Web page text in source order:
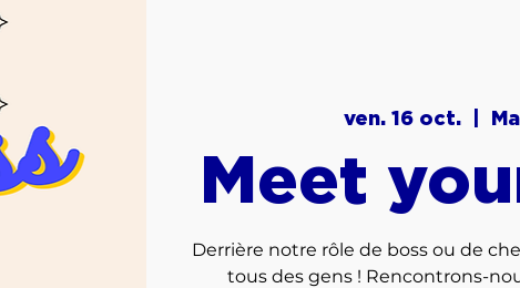
ven. 16 oct.
  |
Meet
Derrière notre rôle de boss ou de
tous des gens ! Rencontrons-